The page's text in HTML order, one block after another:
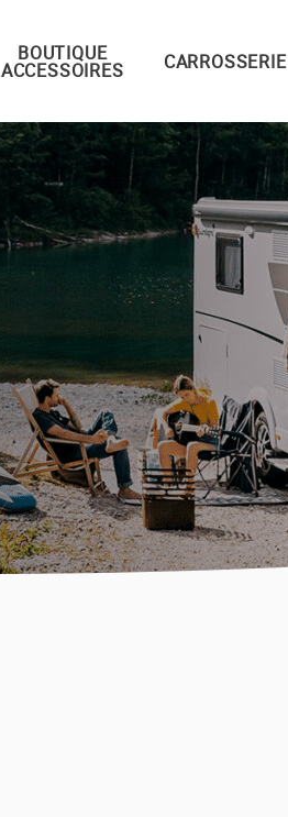
BOUTIQUE
ACCESSOIRES CARROSSERIE